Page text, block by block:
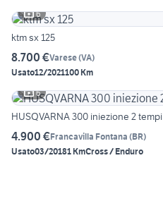
6
ktm sx 125
8.700 €Varese(VA)
Usato12/2021100 Km
6
HUSQVARNA 300 iniezione 2 tempi
4.900 €Francavilla Fontana (BR)
Usato03/20181 KmCross / Enduro